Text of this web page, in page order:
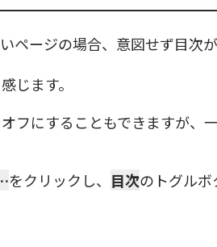
ページの場合、意図せず目次
じます。
フにすることもできますが、
をクリックし、 目次のトグルボ